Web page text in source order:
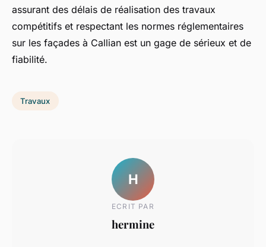
assurant des délais de réalisation des travaux
compétitifs et respectant les normes réglementaires
sur les façades à Callian est un gage de sérieux et de
fiabilité.
Travaux
H
ECRIT PAR
hermine